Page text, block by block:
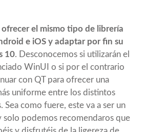
ofrecer el mismo tipo de librería
e iOS y adaptar por fin su
10. Desconocemos si utilizarán el
WinUI o si por el contrario
con QT para ofrecer una
uniforme entre los distintos
Sea como fuere, este va a ser un
solo podemos recomendaros que